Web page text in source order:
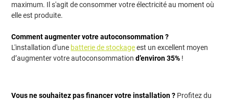
maximum. Il s'agit de consommer votre électricité au moment où
elle est produite.
Comment augmenter votre autoconsommation ?
L'installation d'une batterie de stockageest un excellent moyen
d’augmenter votre autoconsommationd’environ 35% !
Vous ne souhaitez pas financer votre installation ? Profitez du